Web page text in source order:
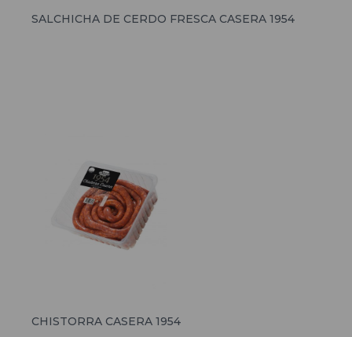
SALCHICHA DE CERDO FRESCA CASERA 1954
CHISTORRA CASERA 1954